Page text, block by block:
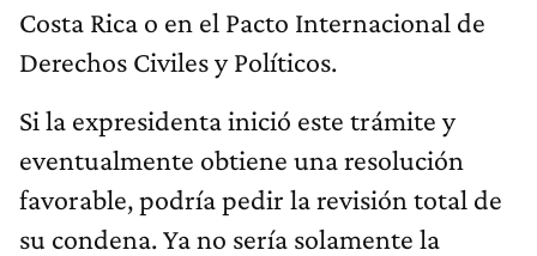
Costa Rica o en el Pacto Internacional de
Derechos Civiles y Políticos.
Si la expresidenta inició este trámite y
eventualmente obtiene una resolución
favorable, podría pedir la revisión total de
su condena. Ya no sería solamente la